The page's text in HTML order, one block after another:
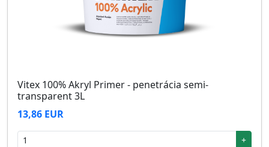
Vitex 100% Akryl Primer - penetrácia semi-
transparent 3L
13,86 EUR
+